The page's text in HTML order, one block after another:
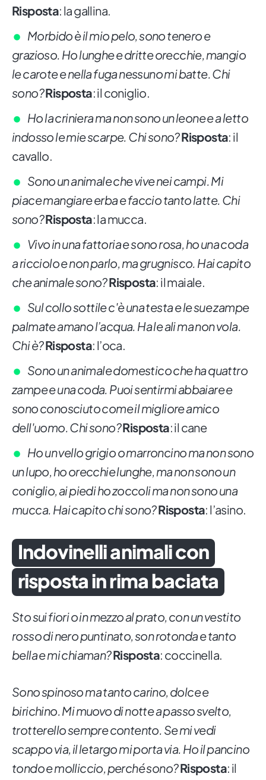
Risposta: la gallina.
Morbido è il mio pelo, sono tenero e
grazioso. Ho lunghe e dritte orecchie, mangio
le carote e nella fuga nessuno mi batte. Chi
sono?Risposta: il coniglio.
Ho la criniera ma non sono un leone e a letto
indosso le mie scarpe. Chi sono?Risposta: il
cavallo.
Sono un animale che vive nei campi. Mi
piace mangiare erba e faccio tanto latte. Chi
sono?Risposta: la mucca.
Vivo in una fattoria e sono rosa, ho una coda
a ricciolo e non parlo, ma grugnisco. Hai capito
che animale sono?Risposta: il maiale.
Sul collo sottile c'è una testa e le sue zampe
palmate amano l’acqua. Ha le ali ma non vola.
Chi è?Risposta: l’oca.
Sono un animale domestico che ha quattro
zampe e una coda. Puoi sentirmi abbaiare e
sono conosciuto come il migliore amico
dell'uomo. Chi sono?Risposta: il cane
Ho un vello grigio o marroncino ma non sono
un lupo, ho orecchie lunghe, ma non sono un
coniglio, ai piedi ho zoccoli ma non sono una
mucca. Hai capito chi sono?Risposta: l’asino.
Indovinelli animali con
risposta in rima baciata
Sto sui fiori o in mezzo al prato, con un vestito
rosso di nero puntinato, son rotonda e tanto
bella e mi chiaman?Risposta: coccinella.
Sono spinoso ma tanto carino, dolce e
birichino. Mi muovo di notte a passo svelto,
trotterello sempre contento. Se mi vedi
scappo via, il letargo mi porta via. Ho il pancino
tondo e molliccio, perché sono?Risposta: il